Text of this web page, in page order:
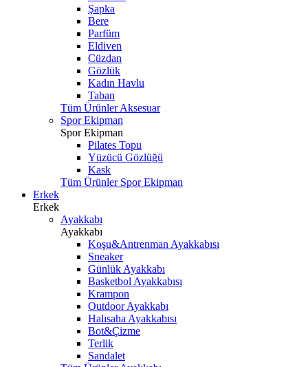
Şapka
Bere
Parfüm
Eldiven
Cüzdan
Gözlük
Kadın Havlu
Taban
Tüm Ürünler Aksesuar
Spor Ekipman
Spor Ekipman
Pilates Topu
Yüzücü Gözlüğü
Kask
Tüm Ürünler Spor Ekipman
Erkek
Erkek
Ayakkabı
Ayakkabı
Koşu&Antrenman Ayakkabısı
Sneaker
Günlük Ayakkabı
Basketbol Ayakkabısı
Krampon
Outdoor Ayakkabı
Halısaha Ayakkabısı
Bot&Çizme
Terlik
Sandalet